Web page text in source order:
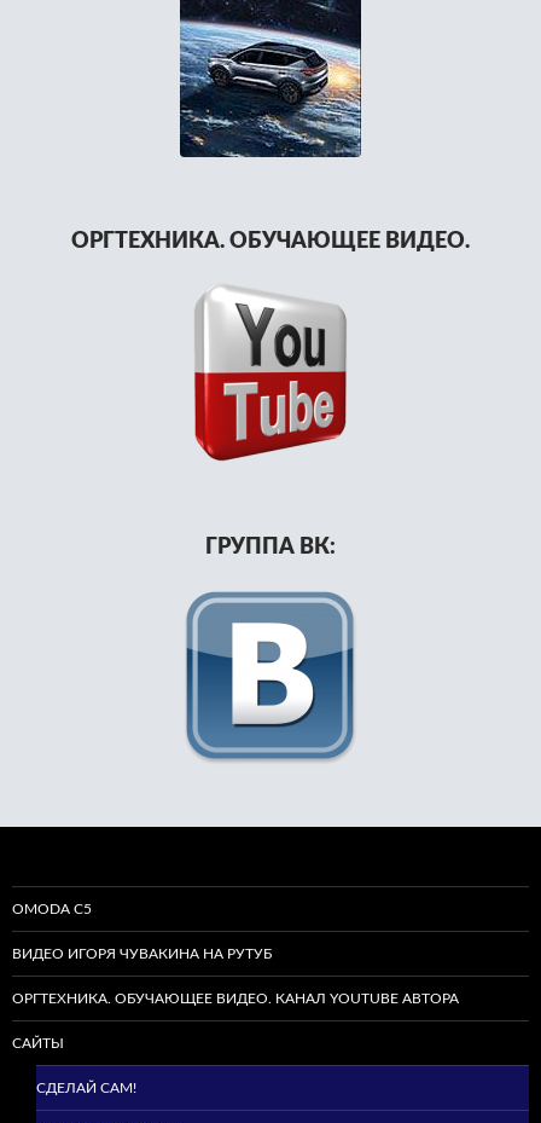
ОРГТЕХНИКА. ОБУЧАЮЩЕЕ ВИДЕО.
ГРУППА ВК:
OMODA C5
ВИДЕО ИГОРЯ ЧУВАКИНА НА РУТУБ
ОРГТЕХНИКА. ОБУЧАЮЩЕЕ ВИДЕО. КАНАЛ YOUTUBE АВТОРА
САЙТЫ
СДЕЛАЙ САМ!